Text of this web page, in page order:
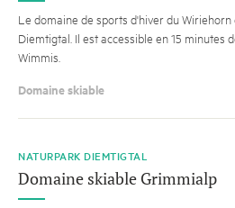
Le domaine de sports d'hiver du
Diemtigtal. Il est accessible en 15 minutes
Wimmis.
Domaine skiable
NATURPARK DIEMTIGTAL
Domaine skiable Grimmialp